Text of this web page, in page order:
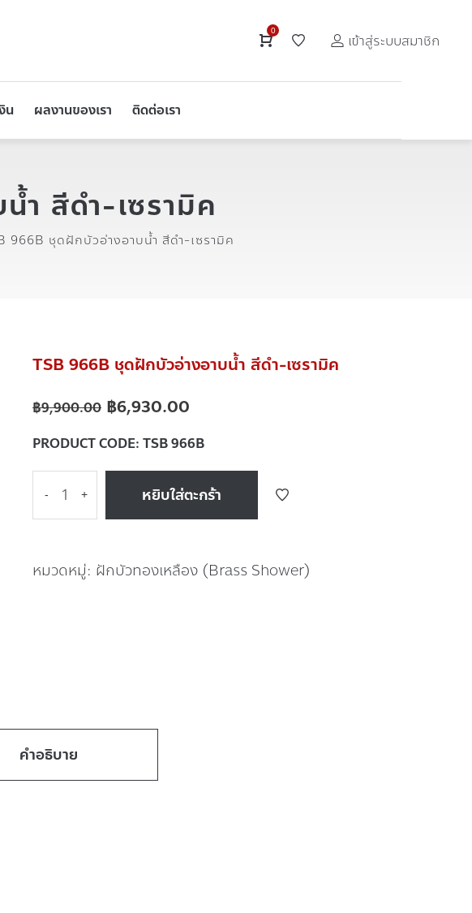
0
เข้าสู่ระบบสมาชิก
น ผลงานของเรา ติดต่อเรา
ำ สีดำ-เซรามิค
966B ชุดฝักบัวอ่างอาบน้ำ สีดำ-เซรามิค
TSB 966B ชุดฝักบัวอ่างอาบน้ำ สีดำ-เซรามิค
฿9,900.00 ฿6,930.00
PRODUCT CODE: TSB 966B
- + หยิบใส่ตะกร้า
หมวดหมู่: ฝักบัวทองเหลือง (Brass Shower)
คำอธิบาย